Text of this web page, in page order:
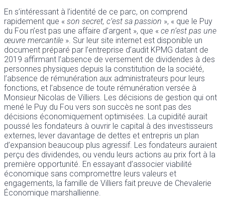
En s’intéressant à l’identité de ce parc, on comprend
rapidement que « son secret, c’est sa passion », « que le Puy
du Fou n’est pas une affaire d’argent », que « ce n’est pas une
œuvre mercantile ». Sur leur site internet est disponible un
document préparé par l’entreprise d’audit KPMG datant de
2019 affirmant l’absence de versement de dividendes à des
personnes physiques depuis la constitution de la société,
l’absence de rémunération aux administrateurs pour leurs
fonctions, et l’absence de toute rémunération versée à
Monsieur Nicolas de Villiers. Les décisions de gestion qui ont
mené le Puy du Fou vers son succès ne sont pas des
décisions économiquement optimisées. La cupidité aurait
poussé les fondateurs à ouvrir le capital à des investisseurs
externes, lever davantage de dettes et entrepris un plan
d’expansion beaucoup plus agressif. Les fondateurs auraient
perçu des dividendes, ou vendu leurs actions au prix fort à la
première opportunité. En essayant d’associer viabilité
économique sans compromettre leurs valeurs et
engagements, la famille de Villiers fait preuve de Chevalerie
Économique marshallienne.